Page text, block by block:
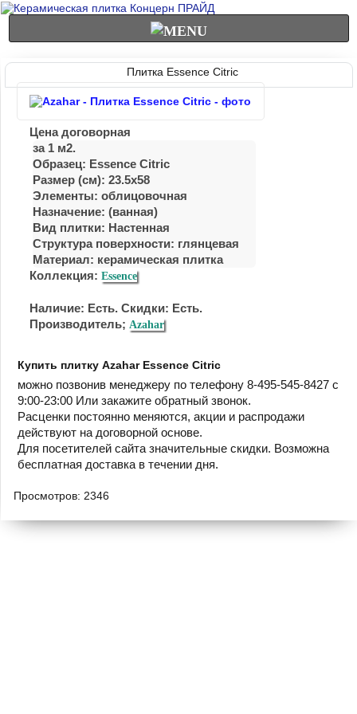
Плитка Essence Citric
Цена договорная
за 1 м2.
Образец: Essence Citric
Размер (см): 23.5x58
Элементы: облицовочная
Назначение: (ванная)
Вид плитки: Настенная
Структура поверхности: глянцевая
Материал: керамическая плитка
Коллекция: Essence
Наличие: Есть. Скидки: Есть.
Производитель; Azahar
Купить плитку Azahar Essence Citric
можно позвонив менеджеру по телефону 8-495-545-8427 с
9:00-23:00 Или закажите обратный звонок.
Расценки постоянно меняются, акции и распродажи
действуют на договорной основе.
Для посетителей сайта значительные скидки. Возможна
бесплатная доставка в течении дня.
Просмотров: 2346